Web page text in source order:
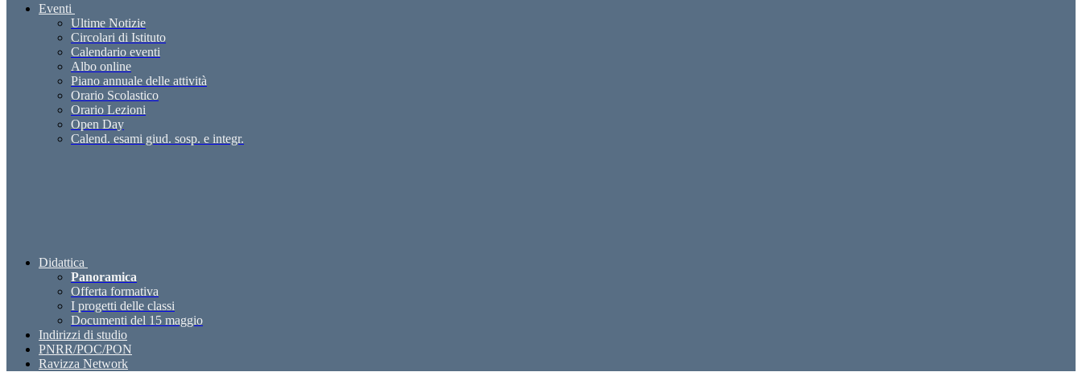
Eventi
Ultime Notizie
Circolari di Istituto
Calendario eventi
Albo online
Piano annuale delle attività
Orario Scolastico
Orario Lezioni
Open Day
Calend. esami giud. sosp. e integr.
Didattica
Panoramica
Offerta formativa
I progetti delle classi
Documenti del 15 maggio
Indirizzi di studio
PNRR/POC/PON
Ravizza Network